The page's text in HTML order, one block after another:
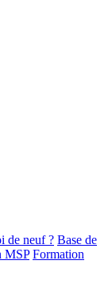
de neuf ? Base de
MSP Formation